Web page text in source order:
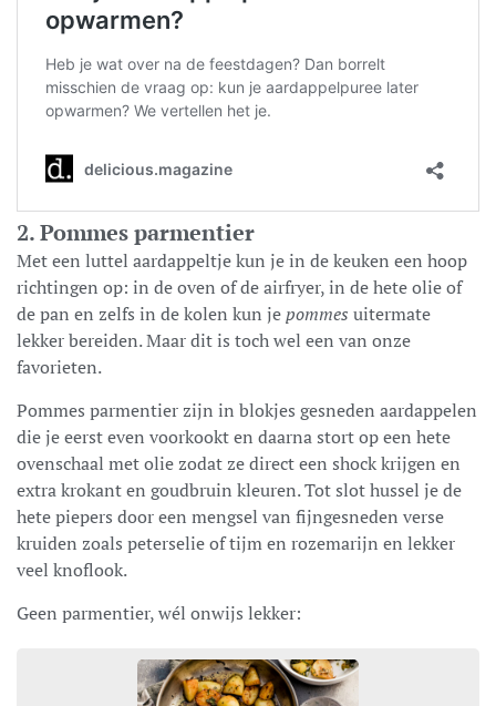
2. Pommes parmentier
Met een luttel aardappeltje kun je in de keuken een hoop
richtingen op: in de oven of de airfryer, in de hete olie of
de pan en zelfs in de kolen kun jepommes uitermate
lekker bereiden. Maar dit is toch wel een van onze
favorieten.
Pommes parmentier zijn in blokjes gesneden aardappelen
die je eerst even voorkookt en daarna stort op een hete
ovenschaal met olie zodat ze direct een shock krijgen en
extra krokant en goudbruin kleuren. Tot slot hussel je de
hete piepers door een mengsel van fijngesneden verse
kruiden zoals peterselie of tijm en rozemarijn en lekker
veel knoflook.
Geen parmentier, wél onwijs lekker: